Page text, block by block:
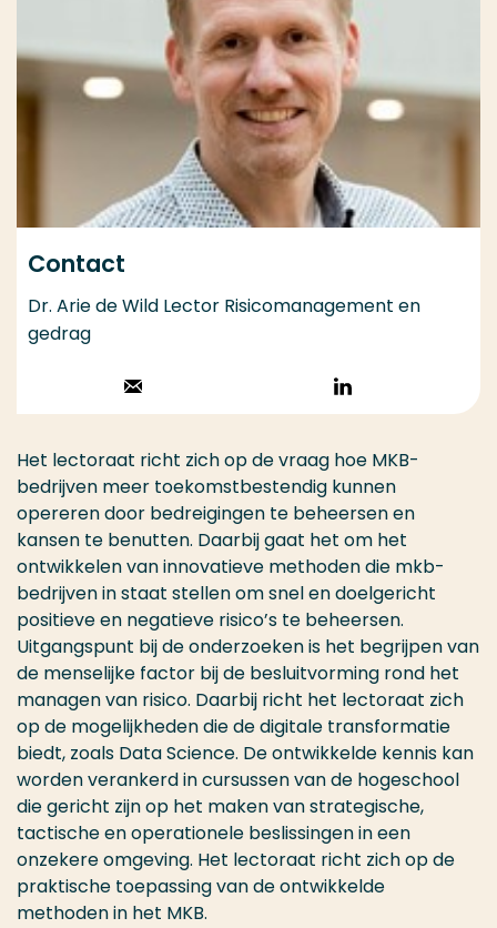
Contact
Dr. Arie de Wild Lector Risicomanagement en
gedrag
Stuur een email
Volg op
LinkedIn
Het lectoraat richt zich op de vraag hoe MKB-
bedrijven meer toekomstbestendig kunnen
opereren door bedreigingen te beheersen en
kansen te benutten. Daarbij gaat het om het
ontwikkelen van innovatieve methoden die mkb-
bedrijven in staat stellen om snel en doelgericht
positieve en negatieve risico’s te beheersen.
Uitgangspunt bij de onderzoeken is het begrijpen van
de menselijke factor bij de besluitvorming rond het
managen van risico. Daarbij richt het lectoraat zich
op de mogelijkheden die de digitale transformatie
biedt, zoals Data Science. De ontwikkelde kennis kan
worden verankerd in cursussen van de hogeschool
die gericht zijn op het maken van strategische,
tactische en operationele beslissingen in een
onzekere omgeving. Het lectoraat richt zich op de
praktische toepassing van de ontwikkelde
methoden in het MKB.